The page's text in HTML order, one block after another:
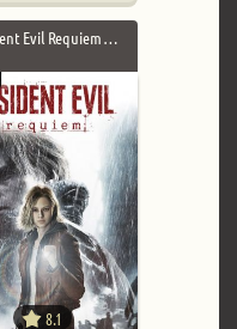
Evil Requiem …
8.1